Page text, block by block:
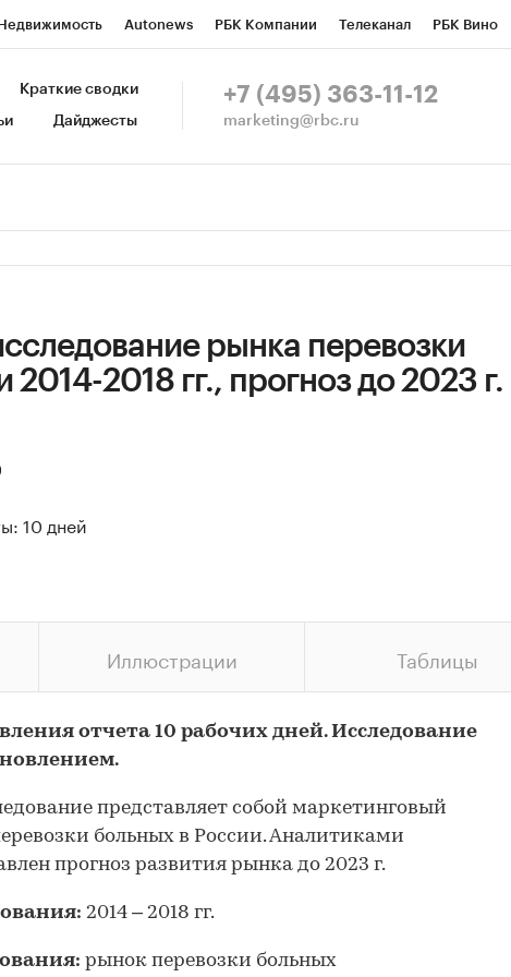
Autonews РБК Компании Телеканал РБК Вино
СПб Конференции СПб Спецпроекты
Краткие сводки
Дайджесты
+7 (495) 363-11-12
marketing@rbc.ru
рынка перевозки
2018 гг., прогноз до 2023 г.
10 дней
Иллюстрации Таблицы
отчета 10 рабочих дней. Исследование
представляет собой маркетинговый
больных в России. Аналитиками
прогноз развития рынка до 2023 г.
2014 – 2018 гг.
рынок перевозки больных